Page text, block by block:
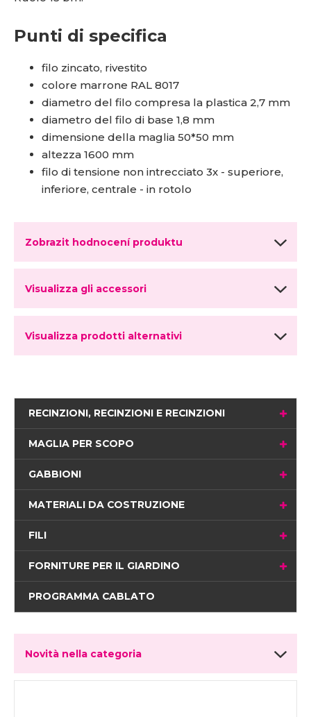
Punti di specifica
filo zincato, rivestito
colore marrone RAL 8017
diametro del filo compresa la plastica 2,7 mm
diametro del filo di base 1,8 mm
dimensione della maglia 50*50 mm
altezza 1600 mm
filo di tensione non intrecciato 3x - superiore,
inferiore, centrale - in rotolo
Zobrazit hodnocení produktu
Visualizza gli accessori
Visualizza prodotti alternativi
RECINZIONI, RECINZIONI E RECINZIONI
MAGLIA PER SCOPO
GABBIONI
MATERIALI DA COSTRUZIONE
FILI
FORNITURE PER IL GIARDINO
PROGRAMMA CABLATO
Novità nella categoria